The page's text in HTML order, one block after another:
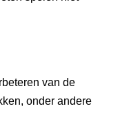
van de
onder andere